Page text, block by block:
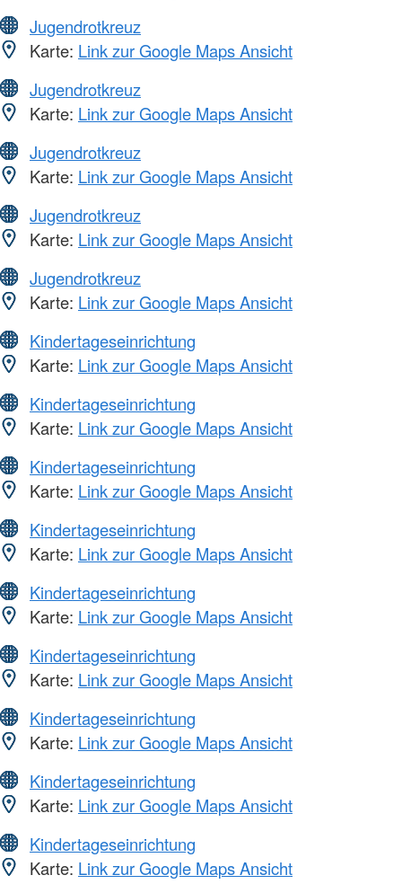
Jugendrotkreuz
Karte: Link zur Google Maps Ansicht
Jugendrotkreuz
Karte: Link zur Google Maps Ansicht
Jugendrotkreuz
Karte: Link zur Google Maps Ansicht
Jugendrotkreuz
Karte: Link zur Google Maps Ansicht
Jugendrotkreuz
Karte: Link zur Google Maps Ansicht
Kindertageseinrichtung
Karte: Link zur Google Maps Ansicht
Kindertageseinrichtung
Karte: Link zur Google Maps Ansicht
Kindertageseinrichtung
Karte: Link zur Google Maps Ansicht
Kindertageseinrichtung
Karte: Link zur Google Maps Ansicht
Kindertageseinrichtung
Karte: Link zur Google Maps Ansicht
Kindertageseinrichtung
Karte: Link zur Google Maps Ansicht
Kindertageseinrichtung
Karte: Link zur Google Maps Ansicht
Kindertageseinrichtung
Karte: Link zur Google Maps Ansicht
Kindertageseinrichtung
Karte: Link zur Google Maps Ansicht